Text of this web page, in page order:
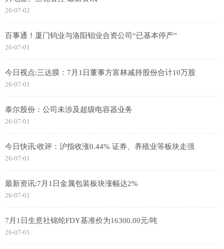
26-07-02
百事通！厦门钨业与洛阳钼业合资公司“已基本停产”
26-07-01
今日视点:三达膜：7月1日董事方富林减持股份合计10万股
26-07-01
泰尔股份：公司未涉及超级电容器业务
26-07-01
今日快讯:收评：沪指收涨0.44% 证券、养殖业等板块走强
26-07-01
最新资讯:7月1日金属包装板块涨幅达2%
26-07-01
7月1日生意社锦纶FDY基准价为16300.00元/吨
26-07-01